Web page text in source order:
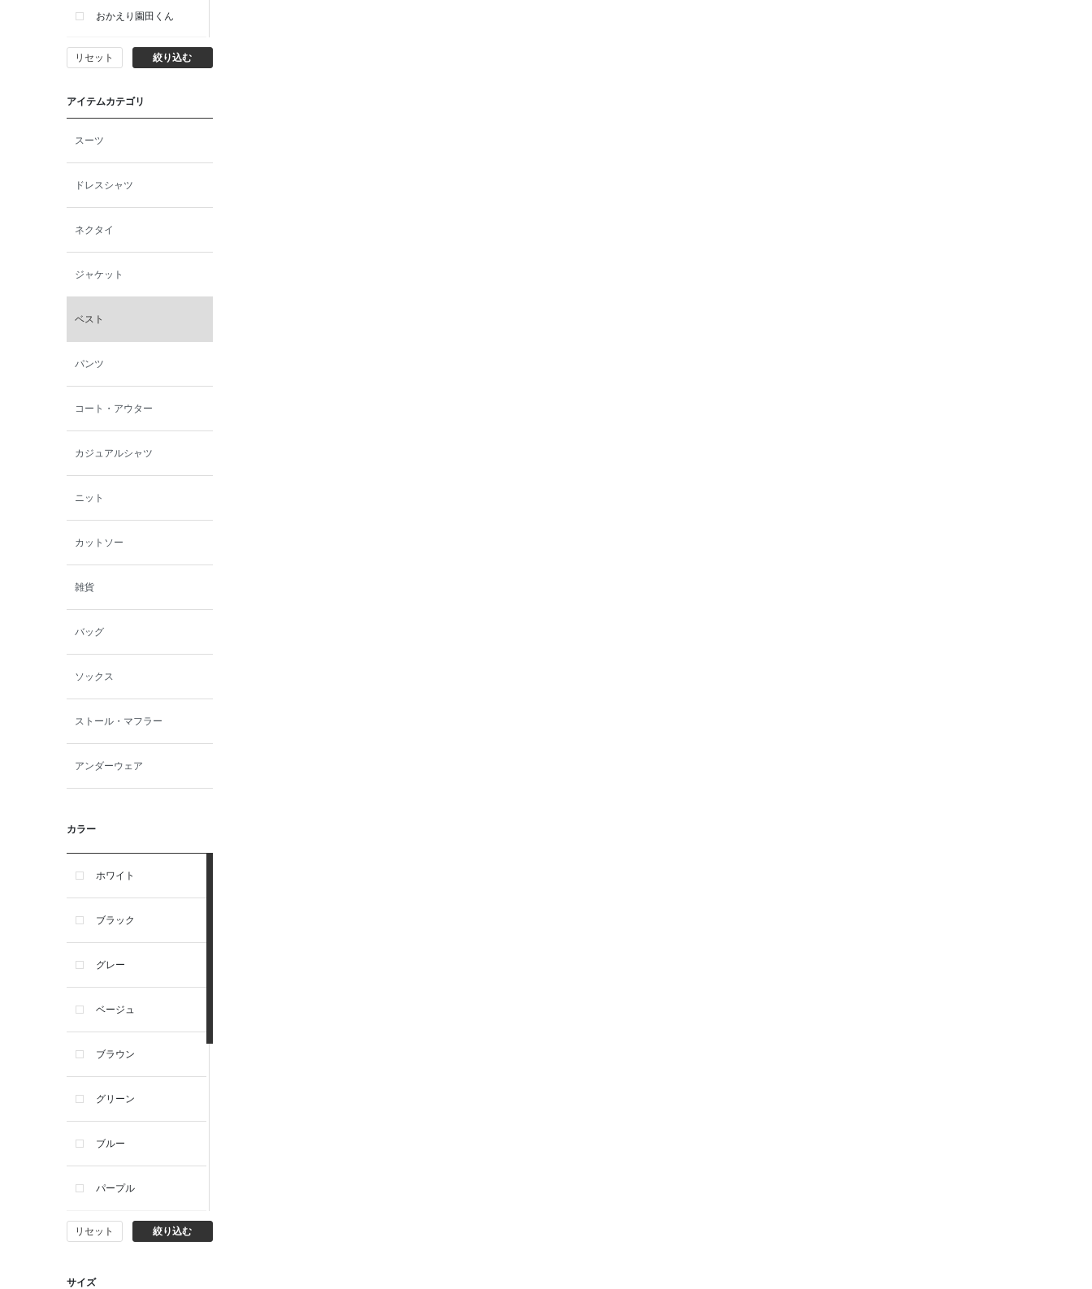
おかえり園田くん
ビー・エー・ジー
イヴィスト
ン
西脇シリーズ
小泉革店
シャミー
パーソンズジーンズ
ファインデーション
ローズペッシュ / パル
モンド
リセット 絞り込む
アイテムカテゴリ
スーツ
ドレスシャツ
ネクタイ
ジャケット
ベスト
パンツ
コート・アウター
カジュアルシャツ
ニット
カットソー
雑貨
バッグ
ソックス
ストール・マフラー
アンダーウェア
カラー
ホワイト
ブラック
グレー
ベージュ
ブラウン
グリーン
ブルー
パープル
イエロー
ピンク
リセット 絞り込む
サイズ